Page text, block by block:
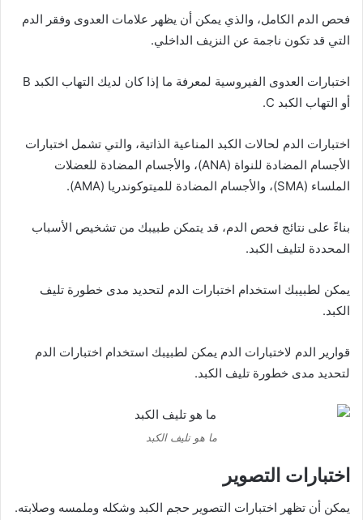
فحص الدم الكامل، والذي يمكن أن يظهر علامات العدوى وفقر الدم
التي قد تكون ناجمة عن النزيف الداخلي.
اختبارات العدوى الفيروسية لمعرفة ما إذا كان لديك التهاب الكبد B
أو التهاب الكبد C.
اختبارات الدم لحالات الكبد المناعية الذاتية، والتي تشمل اختبارات
الأجسام المضادة للنواة (ANA)، والأجسام المضادة للعضلات
الملساء (SMA)، والأجسام المضادة للميتوكوندريا (AMA).
بناءً على نتائج فحص الدم، قد يتمكن طبيبك من تشخيص الأسباب
المحددة لتليف الكبد.
يمكن لطبيبك استخدام اختبارات الدم لتحديد مدى خطورة تليف
الكبد.
قوارير الدم لاختبارات الدم يمكن لطبيبك استخدام اختبارات الدم
لتحديد مدى خطورة تليف الكبد.
ما هو تليف الكبد
اختبارات التصوير
يمكن أن تظهر اختبارات التصوير حجم الكبد وشكله وملمسه وصلابته.